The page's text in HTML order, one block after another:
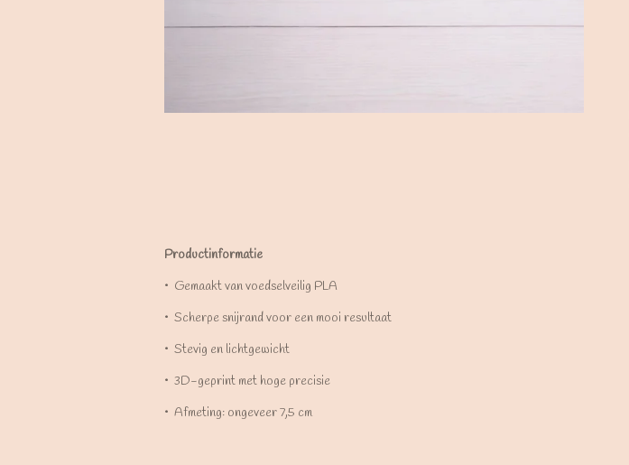
Productinformatie
•⁠ ⁠Gemaakt van voedselveilig PLA
•⁠ ⁠Scherpe snijrand voor een mooi resultaat
•⁠ ⁠Stevig en lichtgewicht
•⁠ ⁠3D-geprint met hoge precisie
•⁠ ⁠Afmeting: ongeveer 7,5 cm